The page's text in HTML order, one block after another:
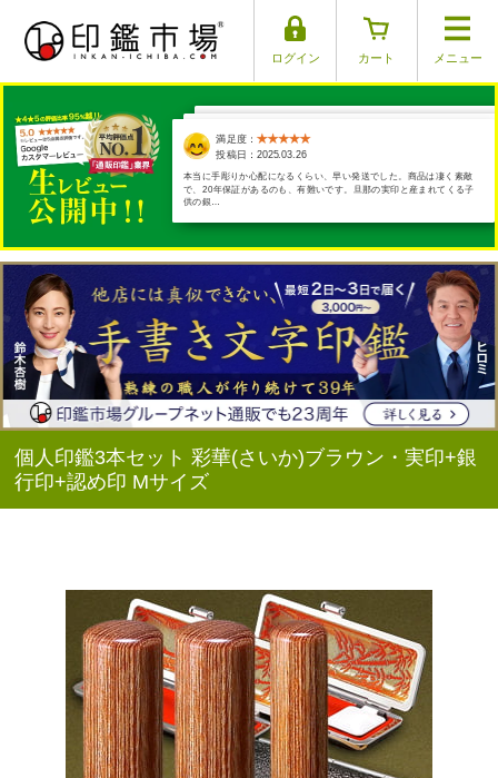
ログイン カート メニュー
満足度：
投稿日：2025.04.01
満足度：
投稿日：2025.03.29
満足度：
投稿日：2025.03.17
満足度：
投稿日：2025.03.26
本当に手彫りか心配になるくらい、早い発送でした。商品は凄く素敵
で、20年保証があるのも、有難いです。旦那の実印と産まれてくる子
供の銀…
満足度：
投稿日：2025.03.30
とても気に入りました
個人印鑑3本セット 彩華(さいか)ブラウン・実印+銀
行印+認め印 Mサイズ